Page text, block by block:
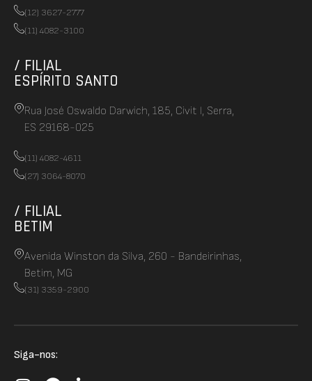
(12) 3627-2777
(11) 4082-3100
/ FILIAL
ESPÍRITO SANTO
Rua José Oswaldo Darwich, 185, Civit I, Serra,
ES 29168-025
(11) 4082-4611
(27) 3064-8070
/ FILIAL
BETIM
Avenida Winston da Silva, 260 - Bandeirinhas,
Betim, MG
(31) 3359-2900
Siga-nos: